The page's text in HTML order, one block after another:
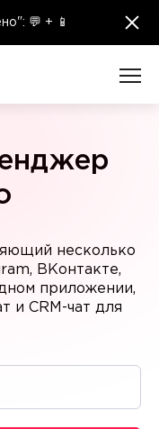
💬 + 📱 ×
несколько
ВКонтакте,
приложении,
и CRM-чат для